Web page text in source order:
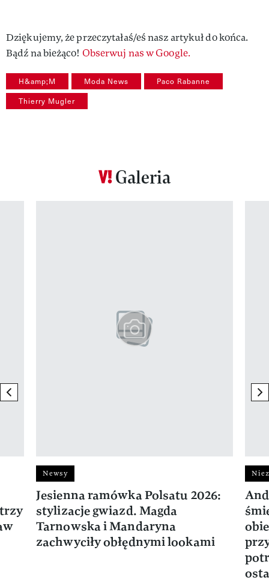
Dziękujemy, że przeczytałaś/eś nasz artykuł do końca.
Bądź na bieżąco! Obserwuj nas w Google.
H&amp;M Moda News Paco Rabanne
Thierry Mugler
Galeria
previous element
Newsy
Jesienna ramówka Polsatu 2026:
stylizacje gwiazd. Magda
Tarnowska i Mandaryna
zachwyciły obłędnymi lookami